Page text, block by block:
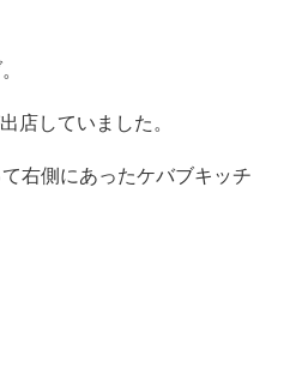
店していました。
右側にあったケバブキッチ